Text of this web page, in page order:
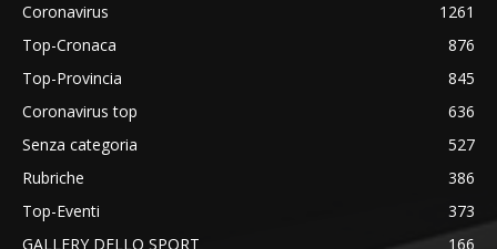
Coronavirus
1261
Top-Cronaca
876
Top-Provincia
845
Coronavirus top
636
Senza categoria
527
Rubriche
386
Top-Eventi
373
GALLERY DELLO SPORT
166